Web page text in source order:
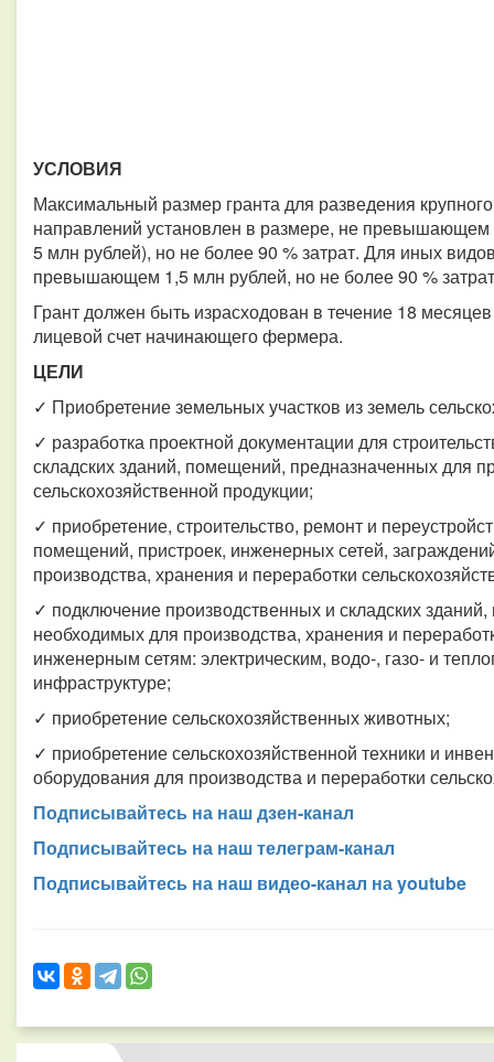
УСЛОВИЯ
Максимальный размер гранта для разведения
направлений установлен в размере, не превышающем
5 млн рублей), но не более 90 % затрат. Для иных
превышающем 1,5 млн рублей, но не более 90 %
Грант должен быть израсходован в течение 18
лицевой счет начинающего фермера.
ЦЕЛИ
✓ Приобретение земельных участков из земель
✓ разработка проектной документации для
складских зданий, помещений, предназначенных для
сельскохозяйственной продукции;
✓ приобретение, строительство, ремонт и
помещений, пристроек, инженерных сетей,
производства, хранения и переработки
✓ подключение производственных и складских
необходимых для производства, хранения и
инженерным сетям: электрическим, водо-, газо- и
инфраструктуре;
✓ приобретение сельскохозяйственных животных;
✓ приобретение сельскохозяйственной техники и
оборудования для производства и переработки
Подписывайтесь на наш дзен-канал
Подписывайтесь на наш телеграм-канал
Подписывайтесь на наш видео-канал на youtube